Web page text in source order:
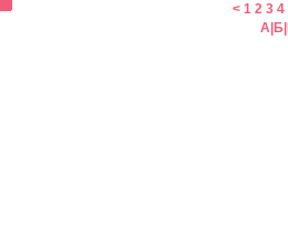
< 1 2 3 4
А Б